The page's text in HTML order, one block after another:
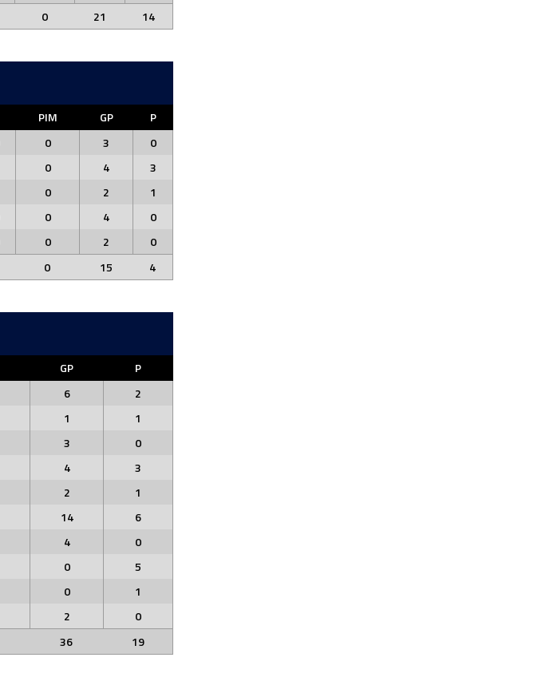
0 21 14
PIM GP
P
0 3
0
0 4
3
0 2
1
0 4
0
0 2
0
0 15 4
GP
P
6
2
1
1
3
0
4
3
2
1
14
6
4
0
0
5
0
1
2
0
36 19